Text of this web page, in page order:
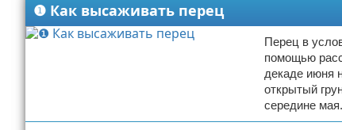
❶ Как высаживать перец
Перец в
помощью
декаде июня
открытый
середине